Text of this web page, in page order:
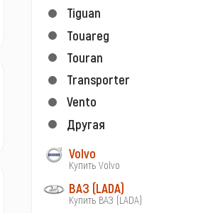
Tiguan
Touareg
Touran
Transporter
Vento
Другая
Volvo
Купить Volvo
ВАЗ (LADA)
Купить ВАЗ (LADA)